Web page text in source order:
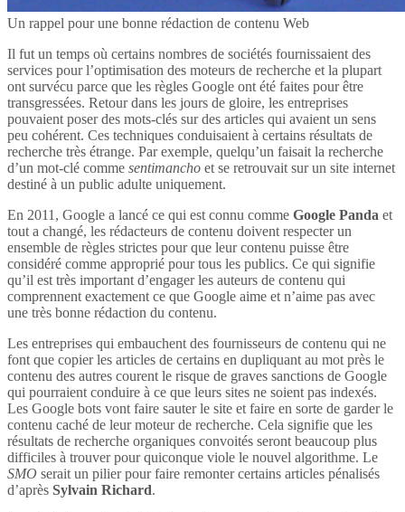
Un rappel pour une bonne rédaction de contenu Web
Il fut un temps où certains nombres de sociétés fournissaient des
services pour l’optimisation des moteurs de recherche et la plupart
ont survécu parce que les règles Google ont été faites pour être
transgressées. Retour dans les jours de gloire, les entreprises
pouvaient poser des mots-clés sur des articles qui avaient un sens
peu cohérent. Ces techniques conduisaient à certains résultats de
recherche très étrange. Par exemple, quelqu’un faisait la recherche
d’un mot-clé comme sentimancho et se retrouvait sur un site internet
destiné à un public adulte uniquement.
En 2011, Google a lancé ce qui est connu comme Google Panda et
tout a changé, les rédacteurs de contenu doivent respecter un
ensemble de règles strictes pour que leur contenu puisse être
considéré comme approprié pour tous les publics. Ce qui signifie
qu’il est très important d’engager les auteurs de contenu qui
comprennent exactement ce que Google aime et n’aime pas avec
une très bonne rédaction du contenu.
Les entreprises qui embauchent des fournisseurs de contenu qui ne
font que copier les articles de certains en dupliquant au mot près le
contenu des autres courent le risque de graves sanctions de Google
qui pourraient conduire à ce que leurs sites ne soient pas indexés.
Les Google bots vont faire sauter le site et faire en sorte de garder le
contenu caché de leur moteur de recherche. Cela signifie que les
résultats de recherche organiques convoités seront beaucoup plus
difficiles à trouver pour quiconque viole le nouvel algorithme. Le
SMO serait un pilier pour faire remonter certains articles pénalisés
d’après Sylvain Richard.